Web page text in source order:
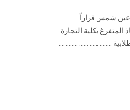
عين شمس قراراً
بكلية التجارة
........ ...... ...... .............